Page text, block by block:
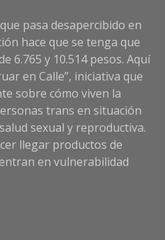
pasa desapercibido en
hace que se tenga que
6.765 y 10.514 pesos. Aquí
en Calle”, iniciativa que
sobre cómo viven la
trans en situación
sexual y reproductiva.
llegar productos de
en vulnerabilidad